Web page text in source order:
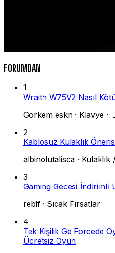
FORUMDAN
1
Wraith W75V2 Nasıl
Gorkem eskn · Klavye ·
2
Kablosuz Kulaklık
albinolutalisca ·
3
Gaming Gecesi̇ İndi̇ri̇mli̇
rebif · Sıcak Fırsatlar
4
Tek Kişilik Ge Forcede
Ücretsiz Oyun